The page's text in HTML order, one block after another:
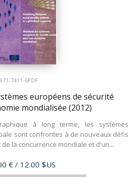
7411-6PDF
européens de sécurité
mondialisée (2012)
à long terme, les systèmes
sont confrontes à de nouveaux défis
la concurrence mondiale et d'un...
€/ 12.00 $US